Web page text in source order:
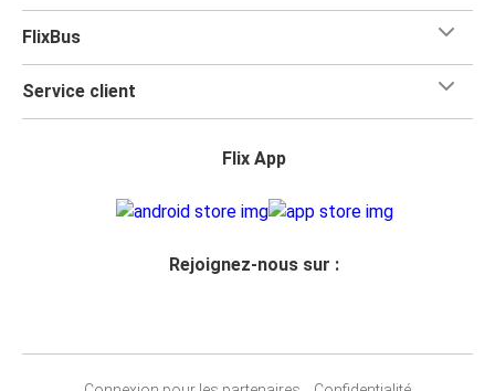
FlixBus
Service client
Flix App
Rejoignez-nous sur :